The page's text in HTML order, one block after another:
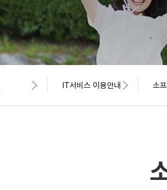
IT서비스 이용안내 소